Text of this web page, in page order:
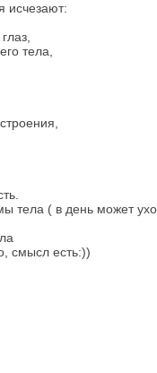
исчезают:
тела,
тела ( в день может
смысл есть:))